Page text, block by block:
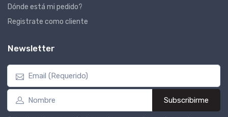
Dónde está mi pedido?
Registrate como cliente
Newsletter
Subscribirme